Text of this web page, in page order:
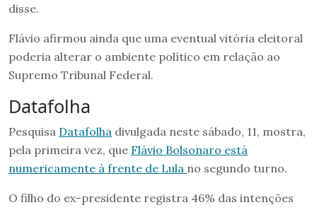
disse.
Flávio afirmou ainda que uma eventual vitória eleitoral
poderia alterar o ambiente político em relação ao
Supremo Tribunal Federal.
Datafolha
Pesquisa Datafolha divulgada neste sábado, 11, mostra,
pela primeira vez, que Flávio Bolsonaro está
numericamente à frente de Lula no segundo turno.
O filho do ex-presidente registra 46% das intenções